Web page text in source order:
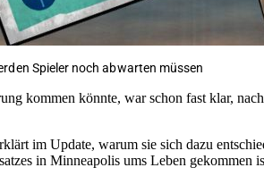
Spieler noch abwarten müssen
kommen könnte, war schon fast klar,
im Update, warum sie sich dazu
in Minneapolis ums Leben gekommen